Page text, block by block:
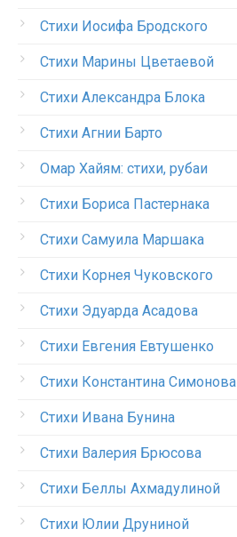
Стихи Иосифа Бродского
Стихи Марины Цветаевой
Стихи Александра Блока
Стихи Агнии Барто
Омар Хайям: стихи, рубаи
Стихи Бориса Пастернака
Стихи Самуила Маршака
Стихи Корнея Чуковского
Стихи Эдуарда Асадова
Стихи Евгения Евтушенко
Стихи Константина Симонова
Стихи Ивана Бунина
Стихи Валерия Брюсова
Стихи Беллы Ахмадулиной
Стихи Юлии Друниной